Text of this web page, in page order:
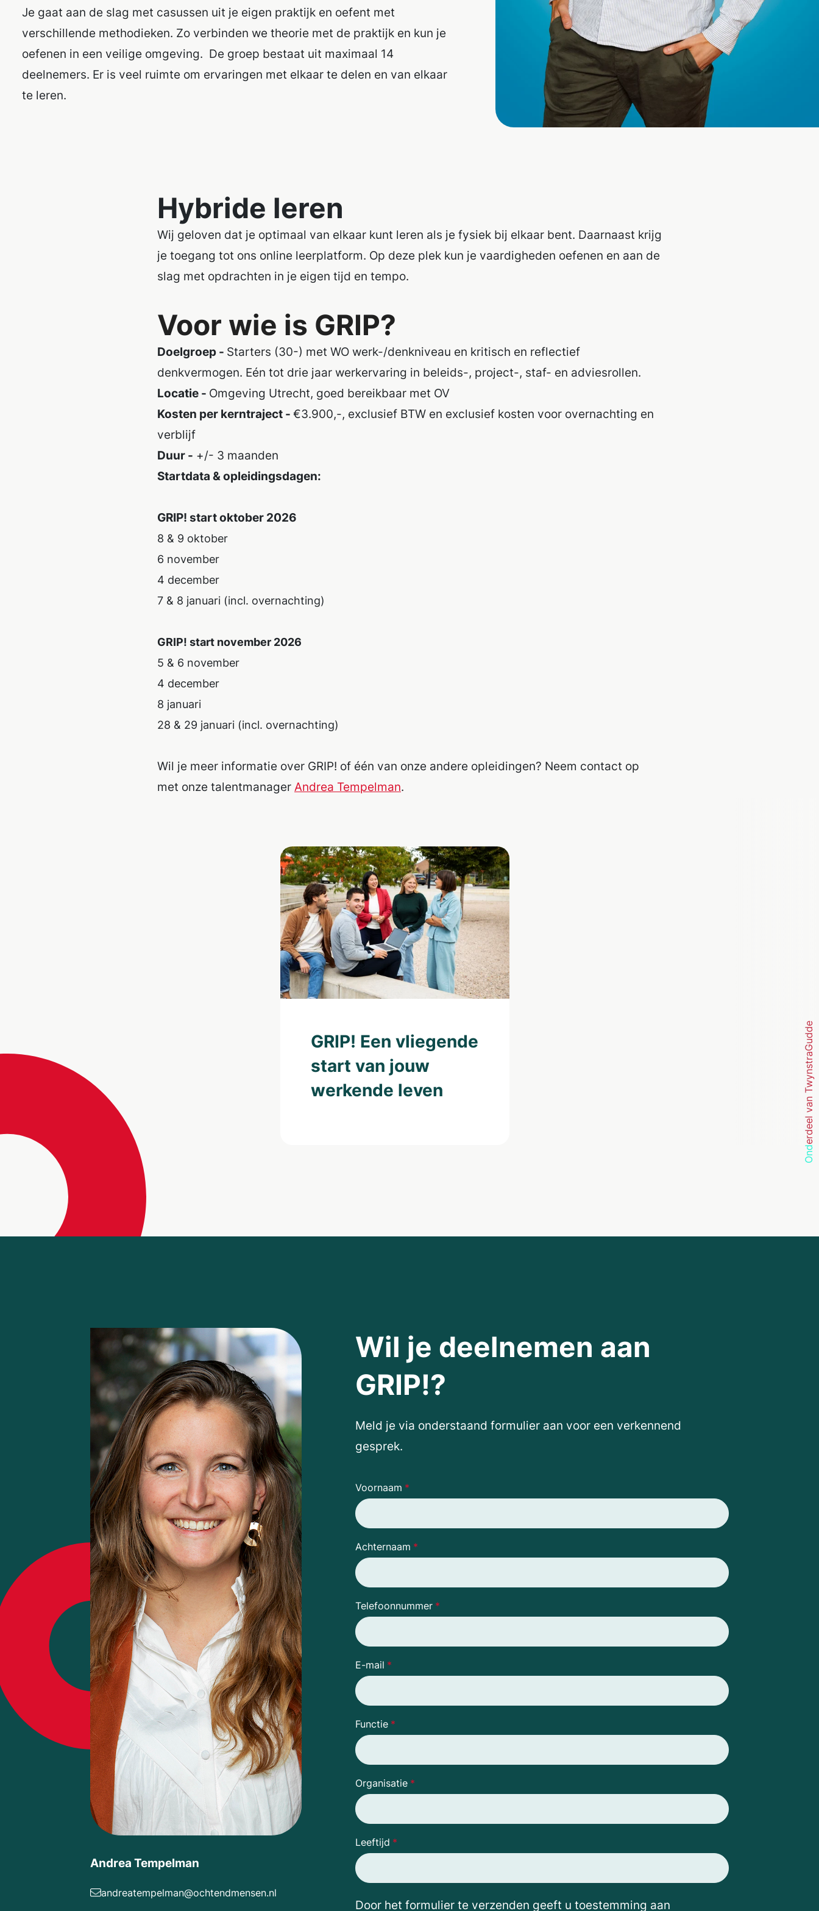
Je gaat aan de slag met casussen uit je eigen praktijk en oefent met
verschillende methodieken. Zo verbinden we theorie met de praktijk en kun je
oefenen in een veilige omgeving. De groep bestaat uit maximaal 14
deelnemers. Er is veel ruimte om ervaringen met elkaar te delen en van elkaar
te leren.
Hybride leren
Wij geloven dat je optimaal van elkaar kunt leren als je fysiek bij elkaar bent. Daarnaast krijg
je toegang tot ons online leerplatform. Op deze plek kun je vaardigheden oefenen en aan de
slag met opdrachten in je eigen tijd en tempo.
Voor wie is GRIP?
Doelgroep - Starters (30-) met WO werk-/denkniveau en kritisch en reflectief
denkvermogen. Eén tot drie jaar werkervaring in beleids-, project-, staf- en adviesrollen.
Locatie - Omgeving Utrecht, goed bereikbaar met OV
Kosten per kerntraject - €3.900,-, exclusief BTW en exclusief kosten voor overnachting en
verblijf
Duur - +/- 3 maanden
Startdata & opleidingsdagen:
GRIP! start oktober 2026
8 & 9 oktober
6 november
4 december
7 & 8 januari (incl. overnachting)
GRIP! start november 2026
5 & 6 november
4 december
8 januari
28 & 29 januari (incl. overnachting)
Wil je meer informatie over GRIP! of één van onze andere opleidingen? Neem contact op
met onze talentmanager Andrea Tempelman.
GRIP! Een vliegende
start van jouw
werkende leven
Andrea Tempelman
andreatempelman@ochtendmensen.nl
Wil je deelnemen aan
GRIP!?
Meld je via onderstaand formulier aan voor een verkennend
gesprek.
Voornaam *
Achternaam *
Telefoonnummer *
E-mail *
Functie *
Organisatie *
Leeftijd *
Door het formulier te verzenden geeft u toestemming aan
Onderdeel van TwynstraGudde